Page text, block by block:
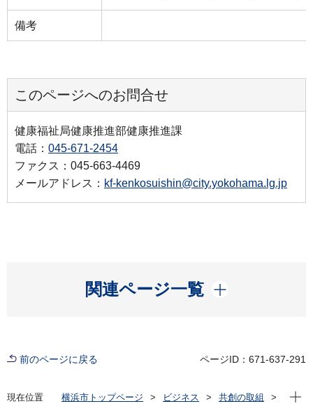
備考
このページへのお問合せ
健康福祉局健康推進部健康推進課
電話： 045-671-2454
ファクス：045-663-4469
メールアドレス： kf-kenkosuishin@city.yokohama.lg.jp
関連ページ一覧
開く
前のページに戻る ページID：671-637-291
現在位置 横浜市トップページ ビジネス
共創の取組
現在